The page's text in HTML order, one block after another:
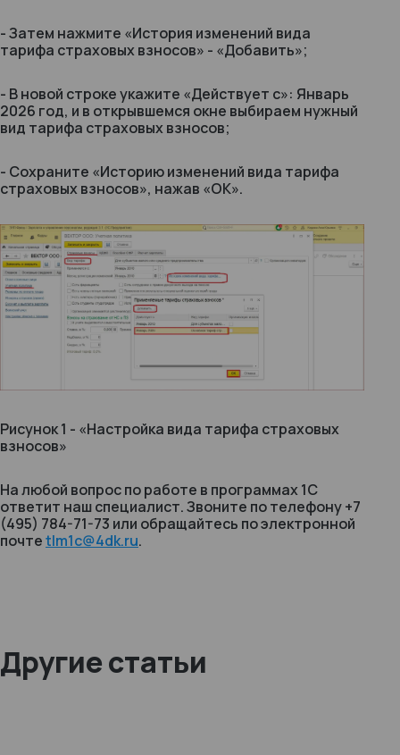
- Затем нажмите «История изменений вида
тарифа страховых взносов» - «Добавить»;
- В новой строке укажите «Действует с»: Январь
2026 год, и в открывшемся окне выбираем нужный
вид тарифа страховых взносов;
- Сохраните «Историю изменений вида тарифа
страховых взносов», нажав «ОК».
Рисунок 1 - «Настройка вида тарифа страховых
взносов»
На любой вопрос по работе в программах 1С
ответит наш специалист. Звоните по телефону +7
(495) 784-71-73 или обращайтесь по электронной
почтеtlm1c@4dk.ru.
Другие статьи